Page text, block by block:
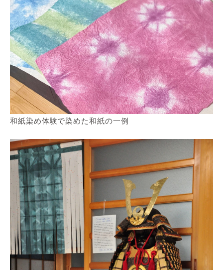
和紙染め体験で染めた和紙の一例